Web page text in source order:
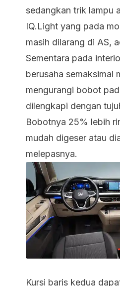
sedangkan trik lampu
IQ.Light yang pada
masih dilarang di AS,
Sementara pada
berusaha semaksimal
mengurangi bobot
dilengkapi dengan
Bobotnya 25% lebih
mudah digeser atau
melepasnya.
Kursi baris kedua